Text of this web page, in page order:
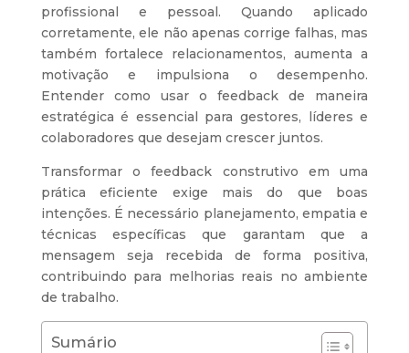
profissional e pessoal. Quando aplicado
corretamente, ele não apenas corrige falhas, mas
também fortalece relacionamentos, aumenta a
motivação e impulsiona o desempenho.
Entender como usar o feedback de maneira
estratégica é essencial para gestores, líderes e
colaboradores que desejam crescer juntos.
Transformar o feedback construtivo em uma
prática eficiente exige mais do que boas
intenções. É necessário planejamento, empatia e
técnicas específicas que garantam que a
mensagem seja recebida de forma positiva,
contribuindo para melhorias reais no ambiente
de trabalho.
Sumário